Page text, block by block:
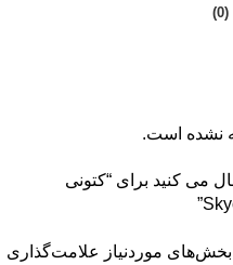
نشده است.
می کنید برای “کتونی
بخش‌های موردنیاز علامت‌گذاری